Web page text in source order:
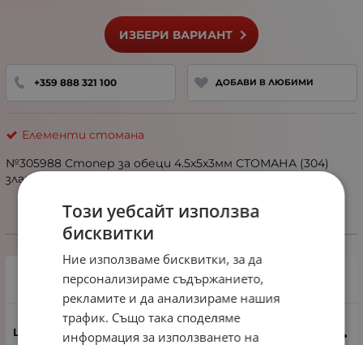
ИЗБЕРИ ВАРИАНТ
+359 888 321 100 ДОБАВИ В ЛЮБИМИ
Елементи стомана
№305988 Стопер за обеци 4.5x5x3мм СТОМАНА (304)
златисто покритие 20 броя
Избери вариант
1 пак - 20 броя
0.77 € лв.
Този уебсайт използва
бисквитки
Ние използваме бисквитки, за да
персонализираме съдържанието,
рекламите и да анализираме нашия
трафик. Също така споделяме
информация за използването на